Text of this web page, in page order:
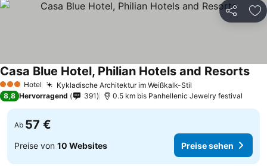
Teilen
3 SterneHotel Kykladische Architektur im Weißkalk-Stil
Casa Blue Hotel, Philian Hotels and Resorts
8,8 Hervorragend 391 0.5 km bis Panhellenic Jewelry festival
Ab 57 €
Preise von 10 Websites Preise sehen